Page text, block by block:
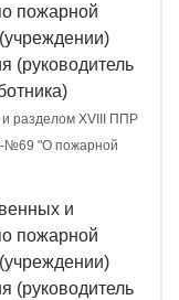
пожарной
(руководитель
и разделом XVIII ППР
№69 "О пожарной
и
пожарной
(руководитель